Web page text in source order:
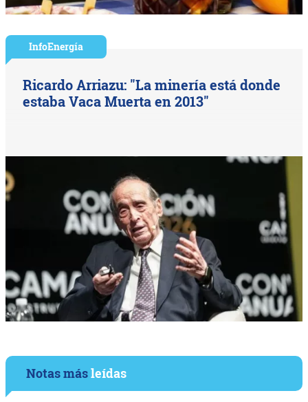
InfoEnergía
Ricardo Arriazu: "La minería está donde
estaba Vaca Muerta en 2013"
Notas másleídas